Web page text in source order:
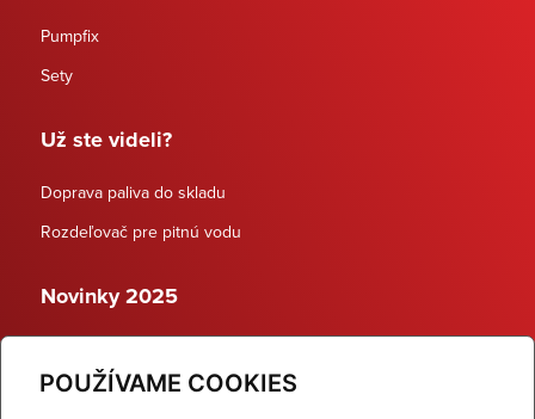
POUŽÍVAME COOKIES
Pumpfix
Sety
Už ste videli?
Doprava paliva do skladu
Rozdeľovač pre pitnú vodu
Novinky 2025
Dynamické termostatické ventily